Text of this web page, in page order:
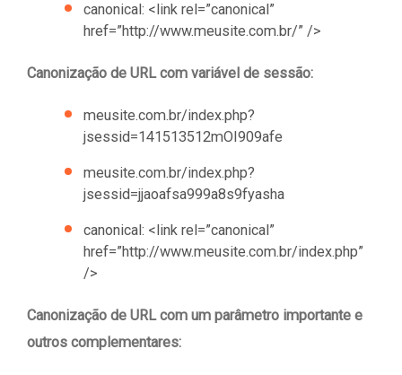
canonical: <link rel=”canonical”
href=”http://www.meusite.com.br/” />
Canonização de URL com variável de sessão:
meusite.com.br/index.php?
jsessid=141513512mOI909afe
meusite.com.br/index.php?
jsessid=jjaoafsa999a8s9fyasha
canonical: <link rel=”canonical”
href=”http://www.meusite.com.br/index.php”
/>
Canonização de URL com um parâmetro importante e
outros complementares: